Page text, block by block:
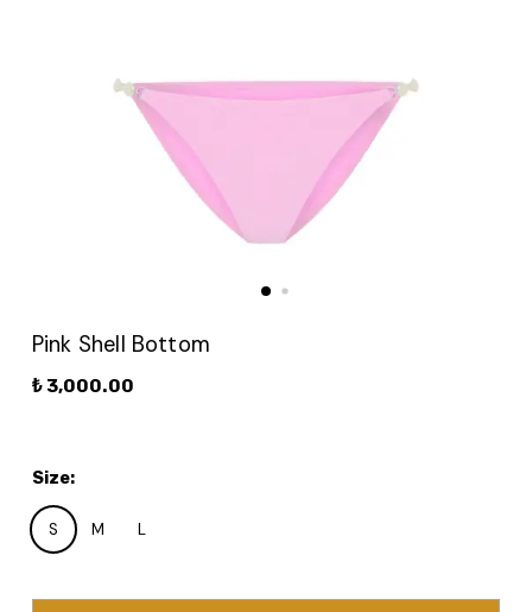
Pink Shell Bottom
₺ 3,000.00
Size:
S M L